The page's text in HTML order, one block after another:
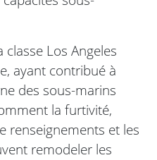
Los Angeles
ayant contribué à
des sous-marins
la furtivité,
renseignements et les
remodeler les